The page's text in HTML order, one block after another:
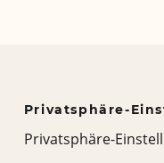
Privatsphäre-
Privatsphäre-